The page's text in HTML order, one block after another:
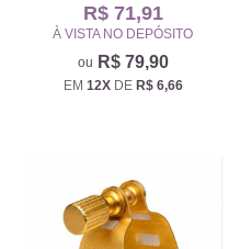
R$ 71,91
À VISTA NO DEPÓSITO
R$ 79,90
EM 12XDE R$ 6,66